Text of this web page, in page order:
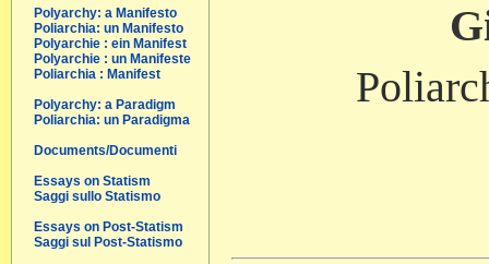
Polyarchy: a Manifesto
Poliarchia: un Manifesto
Polyarchie : ein Manifest
Polyarchie : un Manifeste
Poliarchia : Manifest
Polyarchy: a Paradigm
Poliarchia: un Paradigma
Documents/Documenti
Essays on Statism
Saggi sullo Statismo
Essays on Post-Statism
Saggi sul Post-Statismo